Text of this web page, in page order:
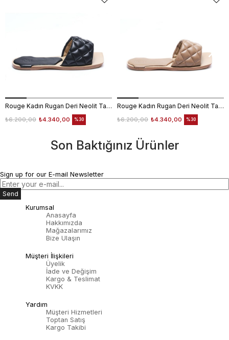
Rouge Kadın Rugan Deri Neolit Taban Siyah Terlik Terlik
₺4.340,00
₺6.200,00 %30
Rouge Kadın Rugan Deri Neolit Taban Bej Parlak Terlik Terlik
₺4.340,00
₺6.200,00 %30
Son Baktığınız Ürünler
Sign up for our E-mail Newsletter
Send
Kurumsal
Anasayfa
Hakkımızda
Mağazalarımız
Bize Ulaşın
Müşteri İlişkileri
Üyelik
İade ve Değişim
Kargo & Teslimat
KVKK
Yardım
Müşteri Hizmetleri
Toptan Satış
Kargo Takibi